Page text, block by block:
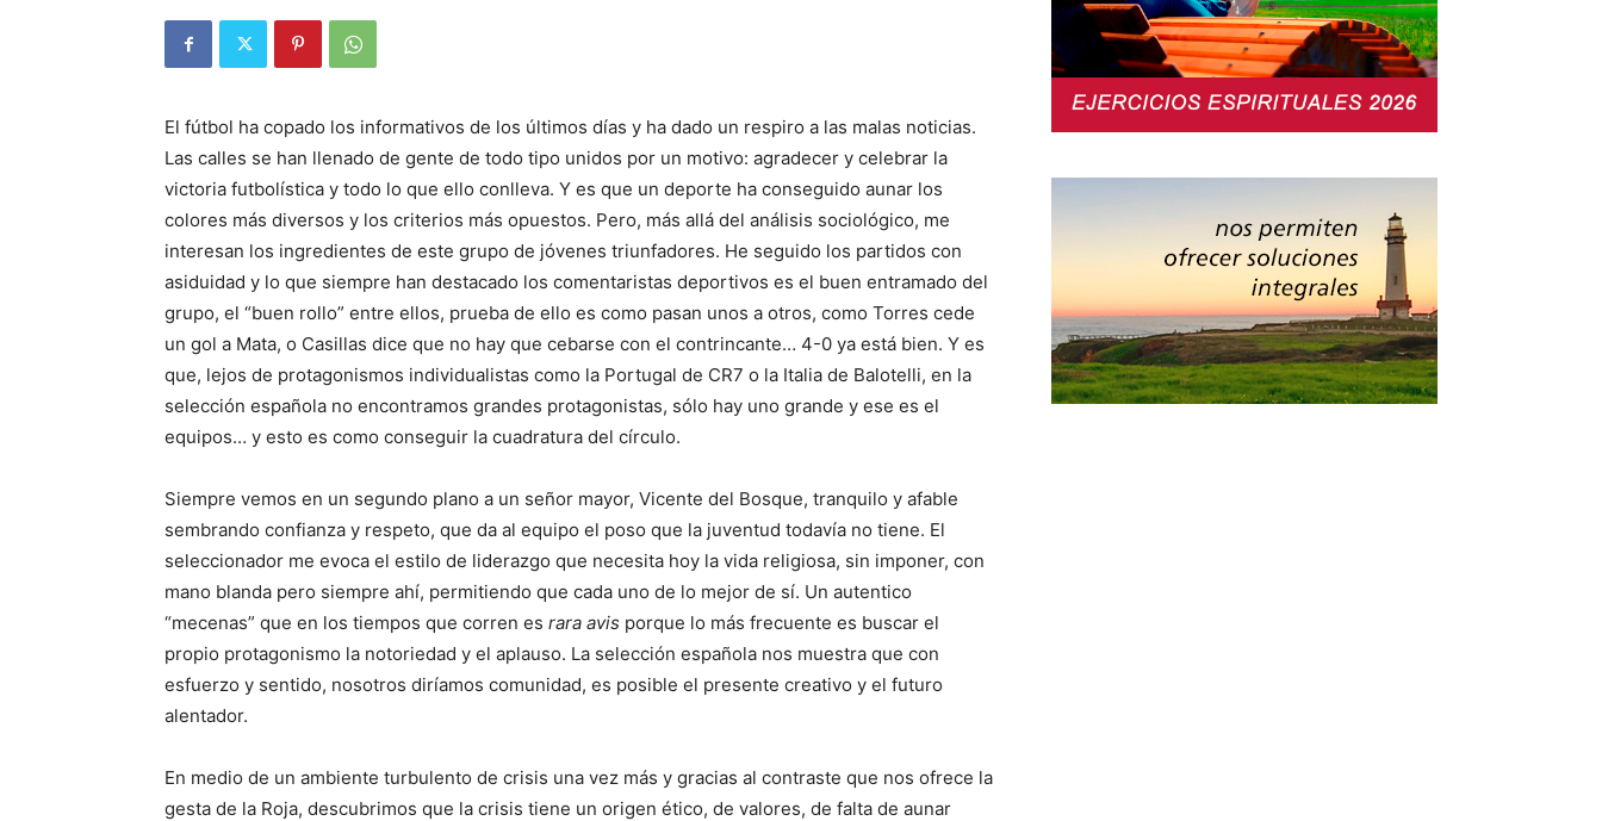
El fútbol ha copado los informativos de los últimos días y ha dado un respiro a las malas noticias.
Las calles se han llenado de gente de todo tipo unidos por un motivo: agradecer y celebrar la
victoria futbolística y todo lo que ello conlleva. Y es que un deporte ha conseguido aunar los
colores más diversos y los criterios más opuestos. Pero, más allá del análisis sociológico, me
interesan los ingredientes de este grupo de jóvenes triunfadores. He seguido los partidos con
asiduidad y lo que siempre han destacado los comentaristas deportivos es el buen entramado del
grupo, el “buen rollo” entre ellos, prueba de ello es como pasan unos a otros, como Torres cede
un gol a Mata, o Casillas dice que no hay que cebarse con el contrincante… 4-0 ya está bien. Y es
que, lejos de protagonismos individualistas como la Portugal de CR7 o la Italia de Balotelli, en la
selección española no encontramos grandes protagonistas, sólo hay uno grande y ese es el
equipos… y esto es como conseguir la cuadratura del círculo.
Siempre vemos en un segundo plano a un señor mayor, Vicente del Bosque, tranquilo y afable
sembrando confianza y respeto, que da al equipo el poso que la juventud todavía no tiene. El
seleccionador me evoca el estilo de liderazgo que necesita hoy la vida religiosa, sin imponer, con
mano blanda pero siempre ahí, permitiendo que cada uno de lo mejor de sí. Un autentico
“mecenas” que en los tiempos que corren es rara avis porque lo más frecuente es buscar el
propio protagonismo la notoriedad y el aplauso. La selección española nos muestra que con
esfuerzo y sentido, nosotros diríamos comunidad, es posible el presente creativo y el futuro
alentador.
En medio de un ambiente turbulento de crisis una vez más y gracias al contraste que nos ofrece la
gesta de la Roja, descubrimos que la crisis tiene un origen ético, de valores, de falta de aunar